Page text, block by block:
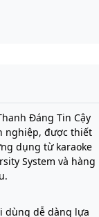
Đáng Tin Cậy
nghiệp, được thiết
dụng từ karaoke
System và hàng
dùng dễ dàng lựa